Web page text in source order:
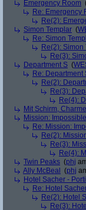
Emergency Room
Re: Emergency
Re(2):
Simon Templar (
Re: Simon
Re(2): Simon
Re(3):
Department S (
Re: Department
Re(2):
Re(3):
Re(4):
Mit Schirm,
Mission:
Re: Mission:
Re(2):
Re(3):
Re(4):
Twin Peaks (phj
Ally McBeal
(phj
Hotel Sacher -
Re: Hotel
Re(2): Hotel
Re(3):